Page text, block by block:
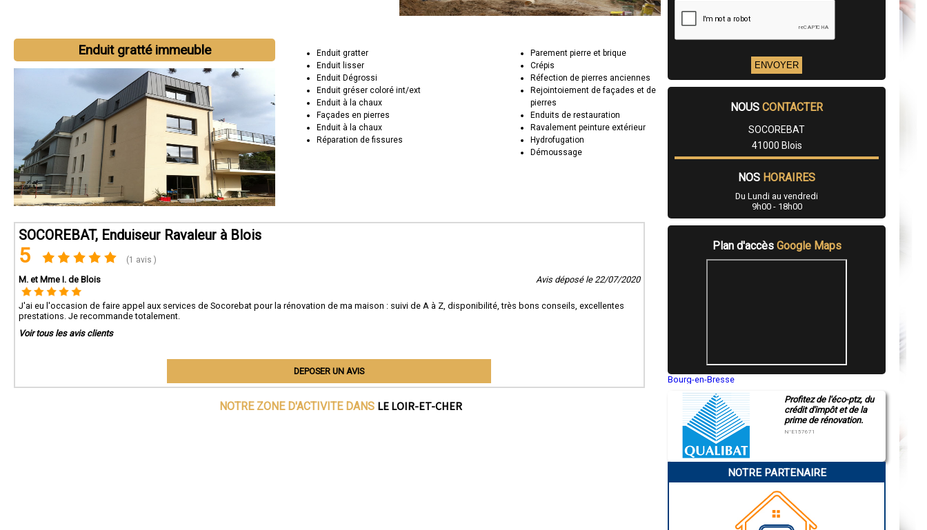
Enduit gratté immeuble
Enduit gratter
Enduit lisser
Enduit Dégrossi
Enduit gréser coloré int/ext
Enduit à la chaux
Façades en pierres
Enduit à la chaux
Réparation de fissures
Parement pierre et brique
Crépis
Réfection de pierres anciennes
Rejointoiement de façades et de
pierres
Enduits de restauration
Ravalement peinture extérieur
Hydrofugation
Démoussage
SOCOREBAT, Enduiseur Ravaleur à Blois
5 (1 avis )
M. et Mme I. de Blois Avis déposé le 22/07/2020
J'ai eu l'occasion de faire appel aux services de Socorebat pour la rénovation de ma maison : suivi de A à Z, disponibilité, très bons conseils, excellentes
prestations. Je recommande totalement.
Voir tous les avis clients
DEPOSER UN AVIS
NOTRE ZONE D'ACTIVITE DANS LE LOIR-ET-CHER
NOUS CONTACTER
SOCOREBAT
41000 Blois
NOS HORAIRES
Du Lundi au vendredi
9h00 - 18h00
Plan d'accès Google Maps
Bourg-en-Bresse
Montluçon
Manosque
Gap
Charleville-Mézières
Pamiers
Narbonne
Profitez de l'éco-ptz, du
crédit d'impôt et de la
prime de rénovation.
N°E157671
NOTRE PARTENAIRE